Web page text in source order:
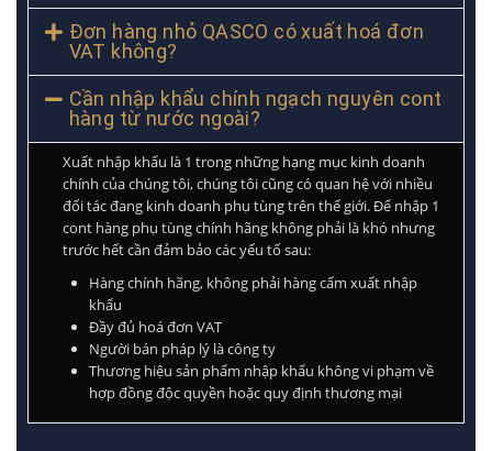
Đơn hàng nhỏ QASCO có xuất hoá đơn
VAT không?
Cần nhập khẩu chính ngạch nguyên cont
hàng từ nước ngoài?
Xuất nhập khẩu là 1 trong những hạng mục kinh doanh
chính của chúng tôi, chúng tôi cũng có quan hệ với nhiều
đối tác đang kinh doanh phụ tùng trên thế giới. Để nhập 1
cont hàng phụ tùng chính hãng không phải là khó nhưng
trước hết cần đảm bảo các yếu tố sau:
Hàng chính hãng, không phải hàng cấm xuất nhập
khẩu
Đầy đủ hoá đơn VAT
Người bán pháp lý là công ty
Thương hiệu sản phẩm nhập khẩu không vi phạm về
hợp đồng độc quyền hoặc quy định thương mại